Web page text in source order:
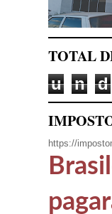
TOTAL
u n d
https://